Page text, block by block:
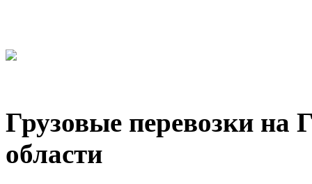
Грузовые перевозки на
области